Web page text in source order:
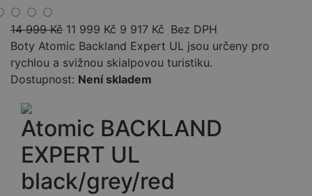
14 999Kč 11 999 Kč 9 917 Kč Bez DPH
Boty Atomic Backland Expert UL jsou určeny pro
rychlou a svižnou skialpovou turistiku.
Dostupnost: Není skladem
Atomic BACKLAND
EXPERT UL
black/grey/red